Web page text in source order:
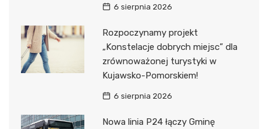
6 sierpnia 2026
Rozpoczynamy projekt
„Konstelacje dobrych miejsc” dla
zrównoważonej turystyki w
Kujawsko-Pomorskiem!
6 sierpnia 2026
Nowa linia P24 łączy Gminę